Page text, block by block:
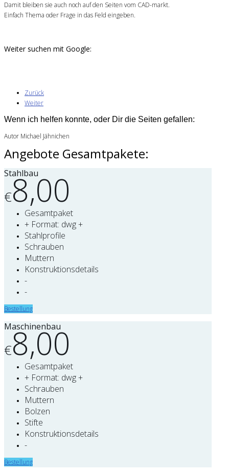
Damit bleiben sie auch noch auf den Seiten vom CAD-markt.
Einfach Thema oder Frage in das Feld eingeben.
Weiter suchen mit Google:
Zurück
Weiter
Wenn ich helfen konnte, oder Dir die Seiten gefallen:
Autor Michael Jähnichen
Angebote Gesamtpakete:
Stahlbau
€8,00
Gesamtpaket
+ Format: dwg +
Stahlprofile
Schrauben
Muttern
Konstruktionsdetails
-
-
Bestellung
Maschinenbau
€8,00
Gesamtpaket
+ Format: dwg +
Schrauben
Muttern
Bolzen
Stifte
Konstruktionsdetails
-
Bestellung